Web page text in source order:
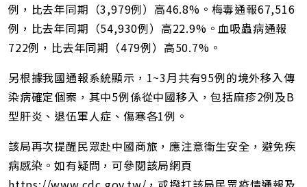
例，比去年同期（3,979例）高46.8%。梅毒通報67,516
例，比去年同期（54,930例）高22.9%。血吸蟲病通報
722例，比去年同期（479例）高50.7%。
另根據我國通報系統顯示，1~3月共有95例的境外移入傳
染病確定個案，其中5例係從中國移入，包括麻疹2例及B
型肝炎、退伍軍人症、傷寒各1例。
該局再次提醒民眾赴中國商旅，應注意衛生安全，避免疾
病感染。如有疑問，可參閱該局網頁